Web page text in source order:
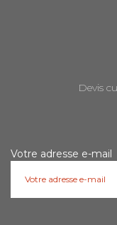
Devis
Votre adresse e-mail